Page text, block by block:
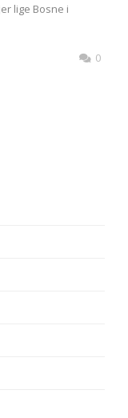
lige Bosne i
0